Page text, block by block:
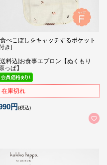
[食べこぼしをキャッチするポケット
き]
[送料込]お食事エプロン【ぬくもり
っぱ】
在庫切れ
円(税込)